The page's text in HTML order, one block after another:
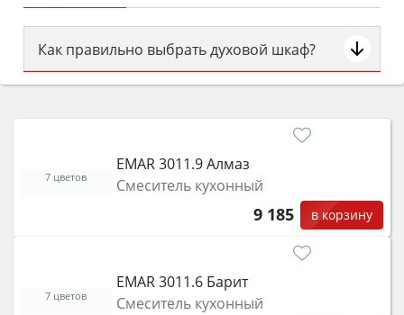
Как правильно выбрать духовой шкаф?
Сначала определитесь с типом (газовый или
затем смотрите на объём 50–70 л для семьи,
функции (конвекция, гриль, самоочистка,
защита от детей).
EMAR 3011.9 Алмаз
Смеситель кухонный
9 185 в корзину
7 цветов
EMAR 3011.6 Барит
Смеситель кухонный
7 цветов